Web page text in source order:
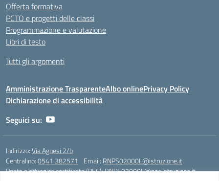
Offerta formativa
PCTO e progetti delle classi
Programmazione e valutazione
Libri di testo
Tutti gli argomenti
Amministrazione TrasparenteAlbo onlinePrivacy Policy
Dichiarazione di accessibilità
Seguici su:
Indirizzo:Via Agnesi 2/b
Centralino:0541 382571 Email: RNPS02000L@istruzione.it
Posta elettronica certificata (PEC):RNPS02000L@pec.istruzione.it